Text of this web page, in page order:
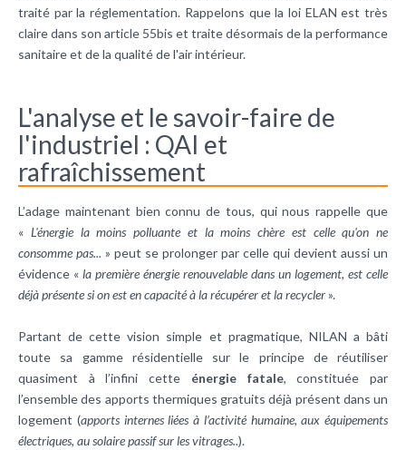
traité par la réglementation. Rappelons que la loi ELAN est très
claire dans son article 55bis et traite désormais de la performance
sanitaire et de la qualité de l'air intérieur.
L'analyse et le savoir-faire de
l'industriel : QAI et
rafraîchissement
L’adage maintenant bien connu de tous, qui nous rappelle que
« L'énergie la moins polluante et la moins chère est celle qu'on ne
consomme pas... » peut se prolonger par celle qui devient aussi un
évidence « la première énergie renouvelable dans un logement, est celle
déjà présente si on est en capacité à la récupérer et la recycler».
Partant de cette vision simple et pragmatique, NILAN a bâti
toute sa gamme résidentielle sur le principe de réutiliser
quasiment à l’infini cette énergie fatale, constituée par
l’ensemble des apports thermiques gratuits déjà présent dans un
logement (apports internes liées à l’activité humaine, aux équipements
électriques, au solaire passif sur les vitrages..).